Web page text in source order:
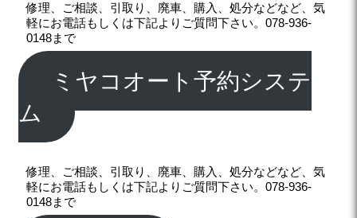
修理、ご相談、引取り、廃車、購入、処分などなど、気
軽にお電話もしくは下記よりご質問下さい。078-936-
0148まで
ミヤコオート予約システ
ム
修理、ご相談、引取り、廃車、購入、処分などなど、気
軽にお電話もしくは下記よりご質問下さい。078-936-
0148まで